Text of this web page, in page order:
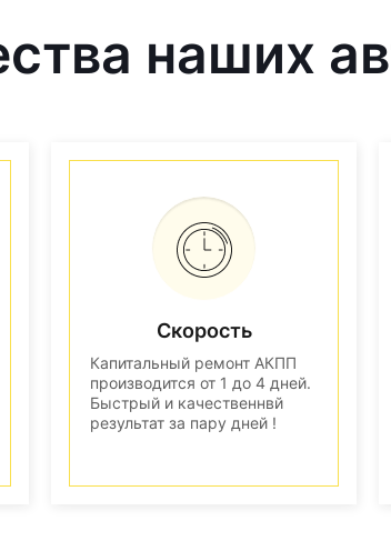
наших
Скорость
Капитальный ремонт АКПП
производится от 1 до 4 дней.
Быстрый и качественнвй
результат за пару дней !